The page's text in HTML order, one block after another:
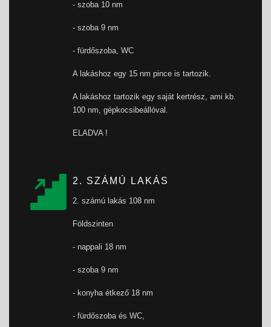
- szoba 10 nm
- szoba 9 nm
- fürdőszoba, WC
A lakáshoz egy 15 nm pince is tartozik.
A lakáshoz tartozik egy saját kertrész, ami kb.
100 nm, gépkocsibeállóval.
ELADVA !
2. SZÁMÚ LAKÁS
2. számú lakás 108 nm
Földszinten
- nappali 18 nm
- szoba 9 nm
- konyha étkező 18 nm
- fürdőszoba és WC,